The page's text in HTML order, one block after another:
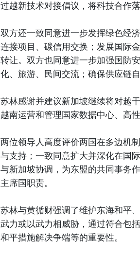
过越新技术对接倡议，将科技合作落
双方还一致同意进一步发挥绿色经
连接项目、碳信用交换；发展国际
转让。双方也同意进一步加强国防
化、旅游、民间交流；确保供应链
苏林感谢并建议新加坡继续将对越
越南运营和管理国家数据中心、高
两位领导人高度评价两国在多边机
与支持；一致同意扩大并深化在国
与新加坡协调，为东盟的共同事务
主席国职责。
苏林与黄循财强调了维护东海和平
武力或以武力相威胁，通过符合包
和平措施解决争端等的重要性。